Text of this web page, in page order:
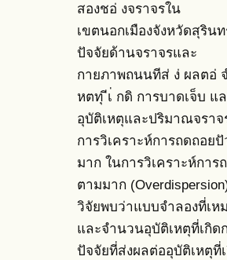
สองชอ่ งจราจรใน
เขตนอกเมืองจังหวัดสุริ
ปัจจัยด้านจราจรและ
กายภาพถนนทีส่ ง่ ผลตอ่
หตทุ ีเ่ กดิ การบาดเจ็บ แ
อุบัติเหตุและปริมาณจรา
การวิเคราะห์การถดถอย
มาก ในการวิเคราะห์กา
ตามมาก
วิจัยพบว่าแบบจำลองที่เ
และจำนวนอุบัติเหตุที่เกิด
ปัจจัยที่ส่งผลต่ออุบัติเหตุที่